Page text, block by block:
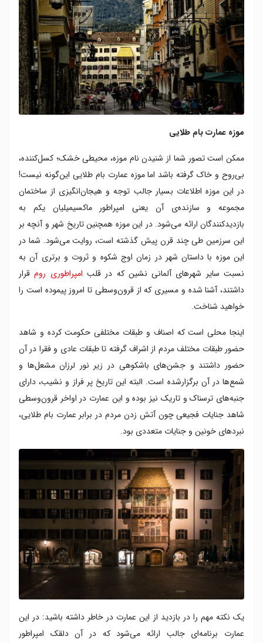
موزه عمارت بام طلایی
ممکن است تصور شما از شنیدن نام موزه، محیطی خشک؛ کسل‌کننده،
بی‌روح و خاک گرفته باشد اما موزه عمارت بام طلایی این‌گونه نیست!
در این موزه اطلاعات بسیار جالب‌ توجه و هیجان‌انگیزی از ساختمان
مجموعه و سازنده‌ی آن یعنی امپراطور ماکسیمیلیان یکم به
بازدیدکنندگان ارائه می‌شود. در این موزه همچنین تاریخ شهر و آنچه بر
این سرزمین طی چند قرن پیش گذشته است، روایت می‌شود. شما در
این موزه با داستان شهر در زمان اوج شکوه و ثروت و برتری آن به
نسبت سایر شهرهای آلمانی نشین که در قلب امپراطوری رومقرار
داشتند، آشنا شده و مسیری که از قرون‌وسطی تا امروز پیموده است را
خواهید شناخت.
اینجا محلی است که اصناف و طبقات مختلفی حکومت کرده و شاهد
حضور طبقات مختلف مردم از اشراف گرفته تا طبقات عادی و فقرا در آن
حضور داشتند و جشن‌های باشکوهی در زیر نور لرزان مشعل‌ها و
شمع‌ها در آن برگزارشده است. البته این تاریخ پر فراز و نشیب، دارای
جنبه‌های ترسناک و تاریک نیز بوده و این عمارت در اواخر قرون‌وسطی
شاهد جنایات فجیعی چون آتش زدن مردم در برابر عمارت بام طلایی،
نبردهای خونین و جنایات متعددی بود.
یک نکته مهم را در بازدید از این عمارت در خاطر داشته باشید: در این
عمارت برنامه‌ای جالب ارائه می‌شود که در آن دلقک امپراطور